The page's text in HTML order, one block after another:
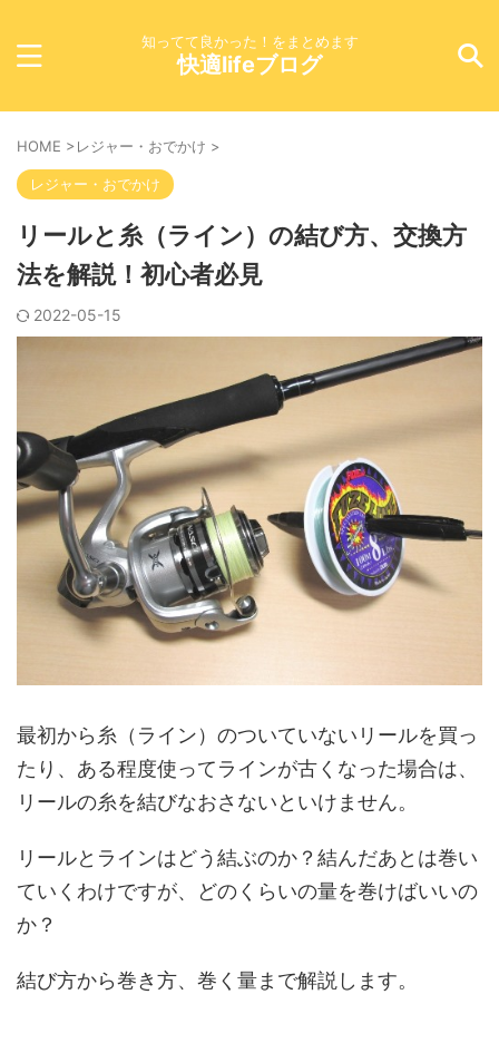
知ってて良かった！をまとめます
快適lifeブログ
HOME >レジャー・おでかけ >
レジャー・おでかけ
リールと糸（ライン）の結び方、交換方
法を解説！初心者必見
2022-05-15
最初から糸（ライン）のついていないリールを買っ
たり、ある程度使ってラインが古くなった場合は、
リールの糸を結びなおさないといけません。
リールとラインはどう結ぶのか？結んだあとは巻い
ていくわけですが、どのくらいの量を巻けばいいの
か？
結び方から巻き方、巻く量まで解説します。